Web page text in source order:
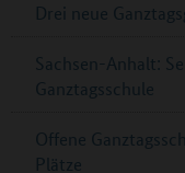
Drei neue
Sachsen-Anhalt:
Ganztagsschule
Offene
Plätze